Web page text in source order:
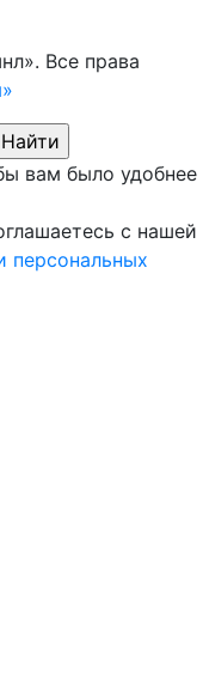
Все права
вам было удобнее
с нашей
персональных